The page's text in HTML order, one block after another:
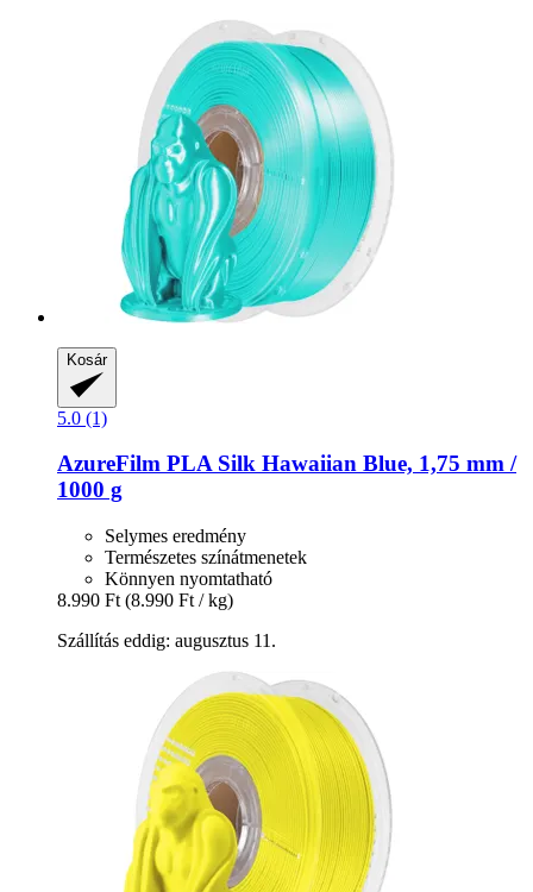
Kosár
5.0 (1)
AzureFilm PLA Silk Hawaiian Blue, 1,75 mm /
1000 g
Selymes eredmény
Természetes színátmenetek
Könnyen nyomtatható
8.990 Ft (8.990 Ft / kg)
Szállítás eddig: augusztus 11.